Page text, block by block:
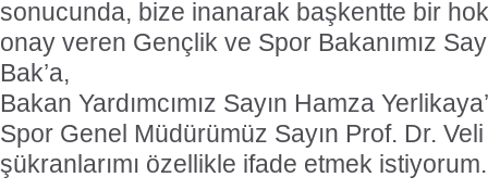
sonucunda, bize inanarak başkentte bir
onay veren Gençlik ve Spor Bakanımız
Bak’a,
Bakan Yardımcımız Sayın Hamza
Spor Genel Müdürümüz Sayın Prof. Dr. Veli
şükranlarımı özellikle ifade etmek istiyorum.